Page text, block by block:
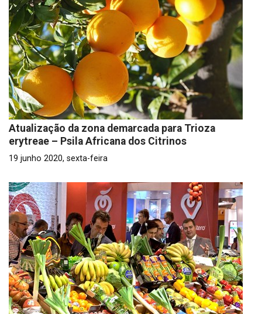
Atualização da zona demarcada para Trioza
erytreae – Psila Africana dos Citrinos
19 junho 2020, sexta-feira